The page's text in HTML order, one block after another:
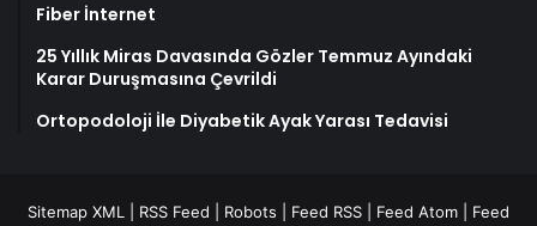
Fiber İnternet
25 Yıllık Miras Davasında Gözler Temmuz Ayındaki
Karar Duruşmasına Çevrildi
Ortopodoloji İle Diyabetik Ayak Yarası Tedavisi
Sitemap XML RSS Feed Robots Feed RSS Feed Atom Feed